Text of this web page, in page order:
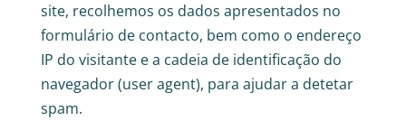
site, recolhemos os dados apresentados no
formulário de contacto, bem como o endereço
IP do visitante e a cadeia de identificação do
navegador (user agent), para ajudar a detetar
spam.